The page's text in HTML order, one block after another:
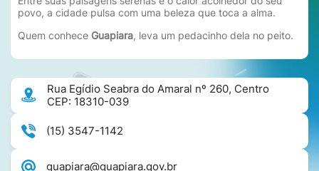
povo, a cidade pulsa com uma beleza que toca a alma.
Quem conhece Guapiara, leva um pedacinho dela no peito.
Rua Egídio Seabra do Amaral nº 260, Centro
CEP: 18310-039
(15) 3547-1142
guapiara@guapiara.gov.br